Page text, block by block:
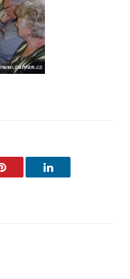
Pinterest LinkedIn